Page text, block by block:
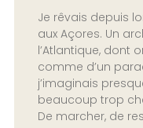
Je rêvais depuis
aux Açores. Un
l’Atlantique, dont
comme d’un
j’imaginais
beaucoup trop
De marcher, de